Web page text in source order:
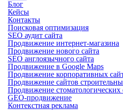
Блог
Кейсы
Контакты
Поисковая оптимизация
SEO аудит сайта
Продвижение интернет-магазина
Продвижение нового сайта
SEO англоязычного сайта
Продвижение в Google Maps
Продвижение корпоративных
Продвижение сайтов
Продвижение стоматологических
GEO-продвижение
Контекстная реклама